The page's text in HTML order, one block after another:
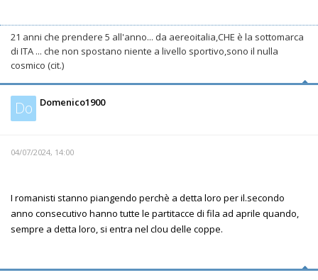
21 anni che prendere 5 all'anno... da aereoitalia,CHE è la sottomarca
di ITA ... che non spostano niente a livello sportivo,sono il nulla
cosmico (cit.)
Do Domenico1900
04/07/2024, 14:00
I romanisti stanno piangendo perchè a detta loro per il.secondo
anno consecutivo hanno tutte le partitacce di fila ad aprile quando,
sempre a detta loro, si entra nel clou delle coppe.